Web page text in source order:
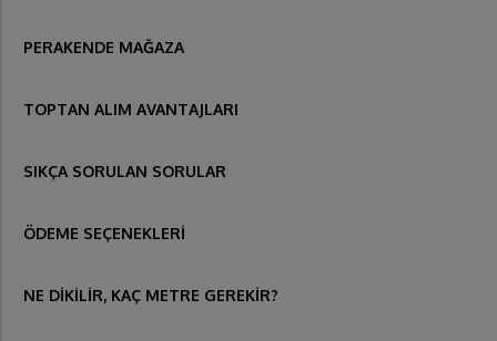
PERAKENDE MAĞAZA
TOPTAN ALIM AVANTAJLARI
SIKÇA SORULAN SORULAR
ÖDEME SEÇENEKLERİ
NE DİKİLİR, KAÇ METRE GEREKİR?